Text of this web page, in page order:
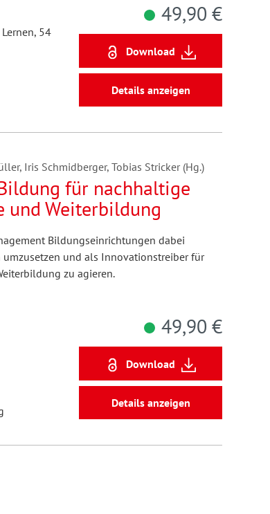
54
49,90 €
Download
Details anzeigen
Iris Schmidberger, Tobias Stricker (Hg.)
für nachhaltige
und Weiterbildung
Bildungseinrichtungen dabei
und als Innovationstreiber für
zu agieren.
49,90 €
Download
Details anzeigen